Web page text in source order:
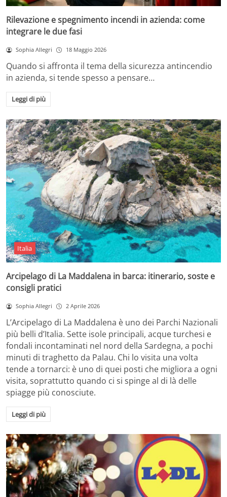
Rilevazione e spegnimento incendi in azienda: come
integrare le due fasi
Sophia Allegri 18 Maggio 2026
Quando si affronta il tema della sicurezza antincendio
in azienda, si tende spesso a pensare…
Leggi di più
Italia
Arcipelago di La Maddalena in barca: itinerario, soste e
consigli pratici
Sophia Allegri 2 Aprile 2026
L’Arcipelago di La Maddalena è uno dei Parchi Nazionali
più belli d’Italia. Sette isole principali, acque turchesi e
fondali incontaminati nel nord della Sardegna, a pochi
minuti di traghetto da Palau. Chi lo visita una volta
tende a tornarci: è uno di quei posti che migliora a ogni
visita, soprattutto quando ci si spinge al di là delle
spiagge più conosciute.
Leggi di più